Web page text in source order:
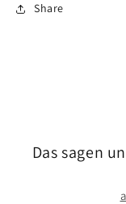
Share
Das sagen